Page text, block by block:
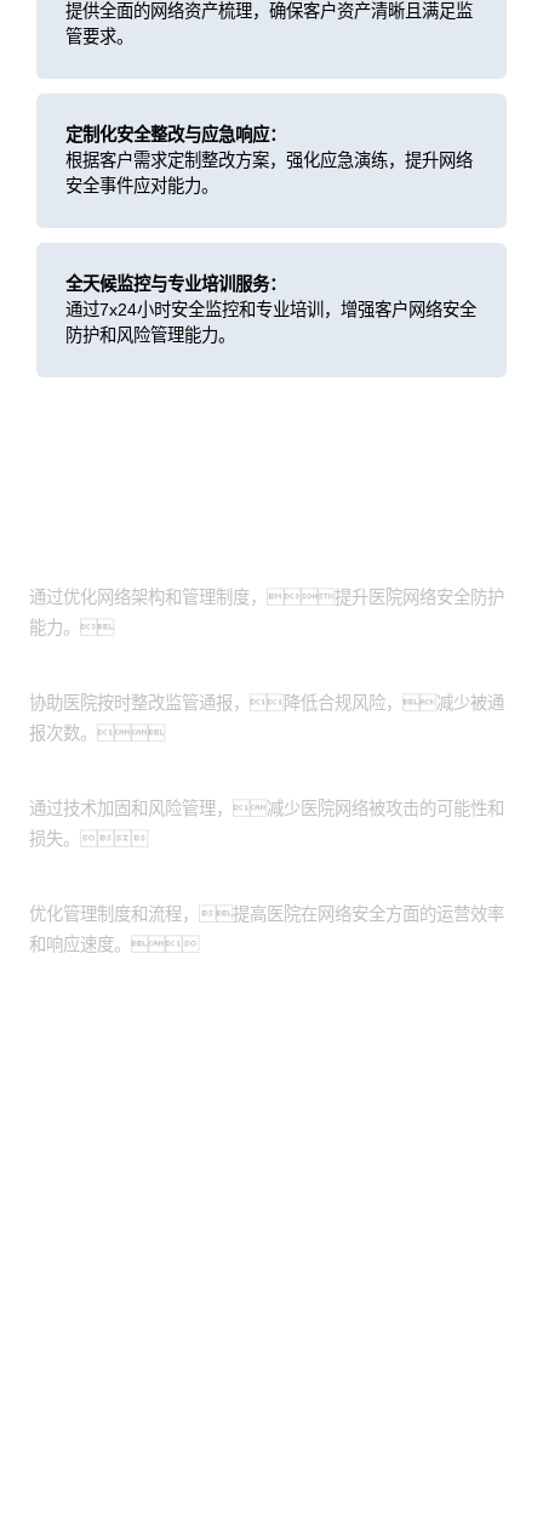
提供全面的网络资产梳理，确保客户资产清晰且满足监
管要求。
定制化安全整改与应急响应：
根据客户需求定制整改方案，强化应急演练，提升网络
安全事件应对能力。
全天候监控与专业培训服务：
通过7x24小时安全监控和专业培训，增强客户网络安全
防护和风险管理能力。
通过优化网络架构和管理制度，提升医院网络安全防护
能力。
协助医院按时整改监管通报，降低合规风险，减少被通
报次数。
通过技术加固和风险管理，减少医院网络被攻击的可能性和
损失。
优化管理制度和流程，提高医院在网络安全方面的运营效率
和响应速度。